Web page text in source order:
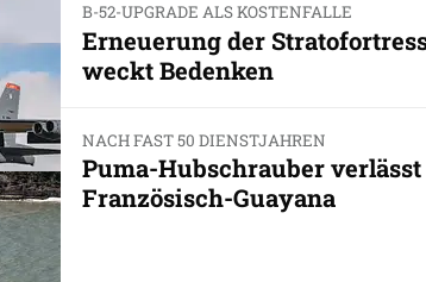
B-52-UPGRADE ALS KOSTENFALLE
Erneuerung der
weckt Bedenken
NACH FAST 50 DIENSTJAHREN
Puma-Hubschrauber verlässt
Französisch-Guayana